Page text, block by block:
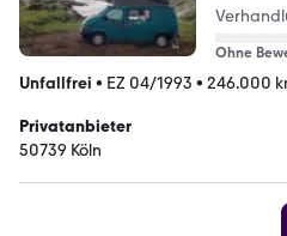
Ohne
Unfallfrei • EZ 04/1993 • 246.000
Privatanbieter
50739 Köln